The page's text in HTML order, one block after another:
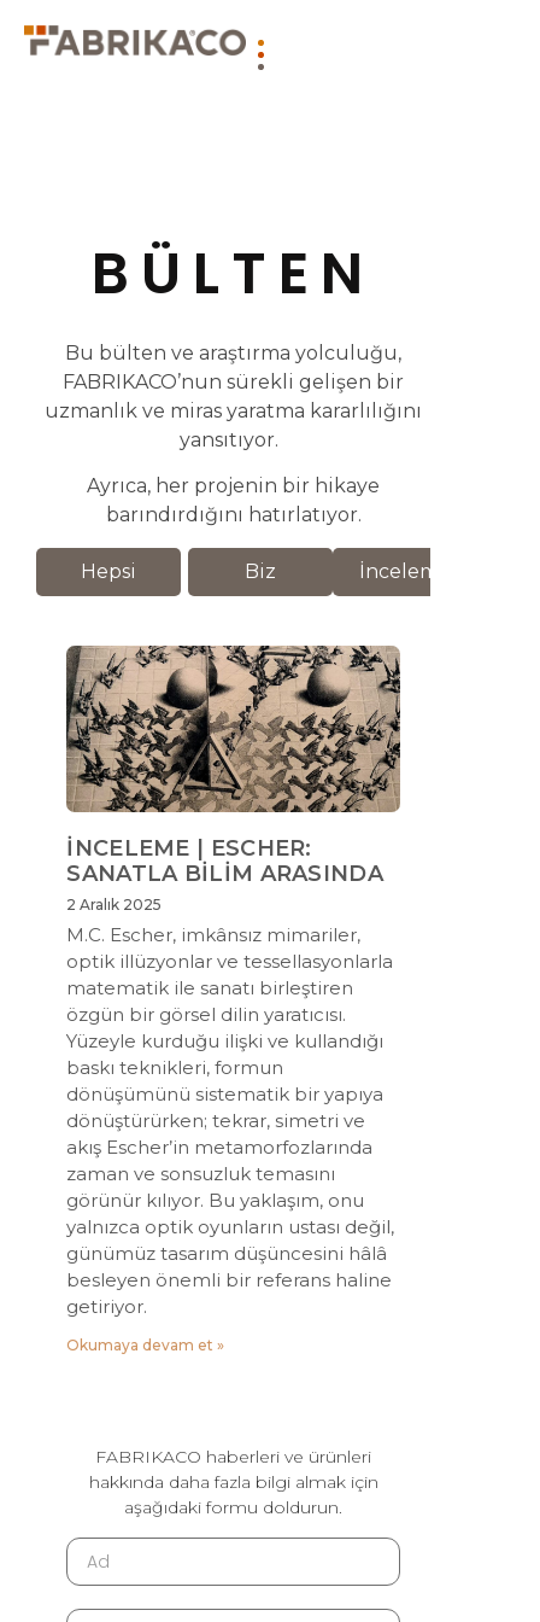
BÜLTEN
Bu bülten ve araştırma yolculuğu,
FABRIKACO’nun sürekli gelişen bir
uzmanlık ve miras yaratma kararlılığını
yansıtıyor.
Ayrıca, her projenin bir hikaye
barındırdığını hatırlatıyor.
Hepsi Biz İnceleme
İNCELEME | ESCHER:
SANATLA BİLİM ARASINDA
2 Aralık 2025
M.C. Escher, imkânsız mimariler,
optik illüzyonlar ve tessellasyonlarla
matematik ile sanatı birleştiren
özgün bir görsel dilin yaratıcısı.
Yüzeyle kurduğu ilişki ve kullandığı
baskı teknikleri, formun
dönüşümünü sistematik bir yapıya
dönüştürürken; tekrar, simetri ve
akış Escher’in metamorfozlarında
zaman ve sonsuzluk temasını
görünür kılıyor. Bu yaklaşım, onu
yalnızca optik oyunların ustası değil,
günümüz tasarım düşüncesini hâlâ
besleyen önemli bir referans haline
getiriyor.
Okumaya devam et »
FABRIKACO haberleri ve ürünleri
hakkında daha fazla bilgi almak için
aşağıdaki formu doldurun.